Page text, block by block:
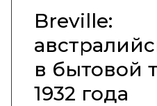
Breville:
в бытовой
1932 года